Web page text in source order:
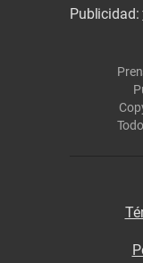
Publicidad: